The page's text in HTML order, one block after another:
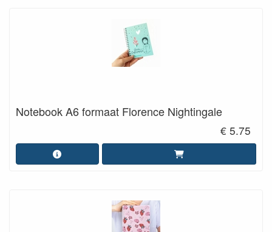
Notebook A6 formaat Florence Nightingale
€ 5.75